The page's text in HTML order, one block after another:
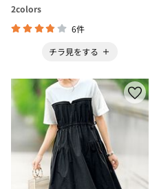
2colors
6件
チラ見をする